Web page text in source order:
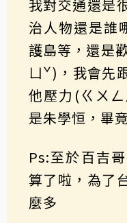
我對交通還是
治人物還是誰
護島等，還是
ㄩˇ)，我會先
他壓力(ㄍㄨ
是朱學恒，畢
Ps:至於百吉
算了啦，為了
麼多